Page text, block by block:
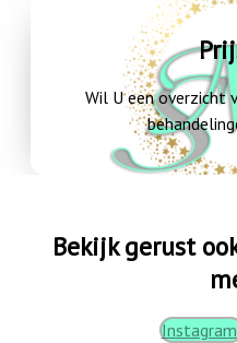
Wil U een overzicht
Bekijk gerust
Instagram